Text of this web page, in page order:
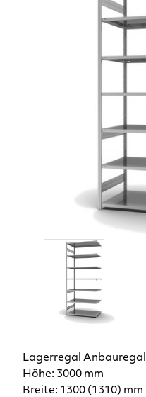
Lagerregal
Höhe: 3000 mm
Breite: 1300 (1310) mm